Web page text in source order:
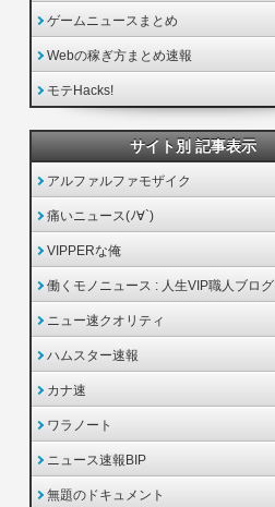
ゲームニュースまとめ
Webの稼ぎ方まとめ速報
モテHacks!
サイト別 記事表示
アルファルファモザイク
痛いニュース(ﾉ∀`)
VIPPERな俺
働くモノニュース : 人生VIP職人ブログ
ニュー速クオリティ
ハムスター速報
カナ速
ワラノート
ニュース速報BIP
無題のドキュメント